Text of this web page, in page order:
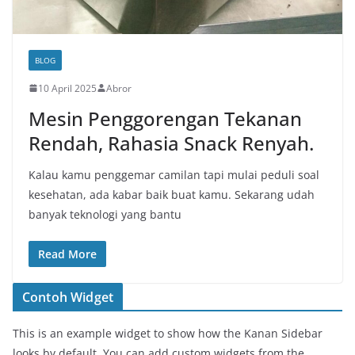
BLOG
10 April 2025 Abror
Mesin Penggorengan Tekanan
Rendah, Rahasia Snack Renyah.
Kalau kamu penggemar camilan tapi mulai peduli soal
kesehatan, ada kabar baik buat kamu. Sekarang udah
banyak teknologi yang bantu
Read More
Contoh Widget
This is an example widget to show how the Kanan Sidebar